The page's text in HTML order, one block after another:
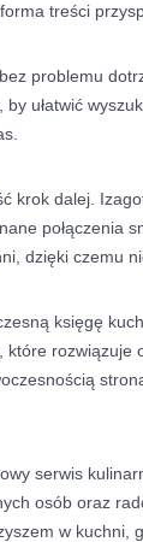
treści
problemu
ułatwić
krok dalej.
połączenia
dzięki czemu
księgę
rozwiązuje
serwis
osób oraz
w kuchni,